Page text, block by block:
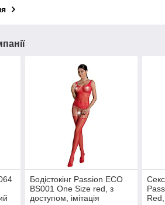
Бодістокінг Passion ECO
BS001 One Size red, з
доступом, імітація